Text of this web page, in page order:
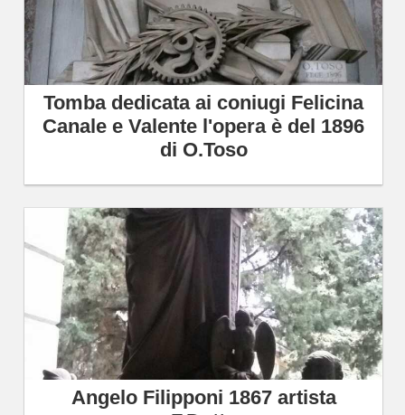
Tomba dedicata ai coniugi Felicina
Canale e Valente l'opera è del 1896
di O.Toso
Angelo Filipponi 1867 artista